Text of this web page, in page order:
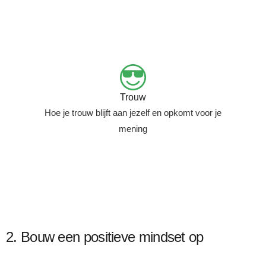
Trouw
Hoe je trouw blijft aan jezelf en opkomt voor je
mening
2. Bouw een positieve mindset op